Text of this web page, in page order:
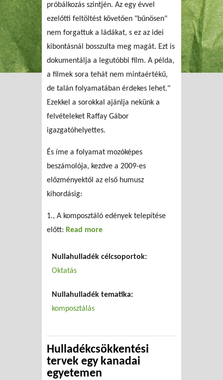
próbálkozás szintjén. Az egy évvel
ezelőtti feltöltést követően "bűnösen"
nem forgattuk a ládákat, s ez az idei
kibontásnál bosszulta meg magát. Ezt is
dokumentálja a legutóbbi film. A példa,
a filmek sora tehát nem mintaértékű,
de talán folyamatában érdekes lehet."
Ezekkel a sorokkal ajánlja nekünk a
felvételeket Raffay Gábor
igazgatóhelyettes.
És íme a folyamat mozóképes
beszámolója, kezdve a 2009-es
előzményektől az első humusz
kihordásig:
1., A komposztáló edények telepítése
előtt: Read more
Diadal Úti Általános
beszámoló
Nullahulladék célcsoportok:
Oktatás
Nullahulladék tematika:
komposztálás
Hulladékcsökkentési
tervek egy kanadai
egyetemen